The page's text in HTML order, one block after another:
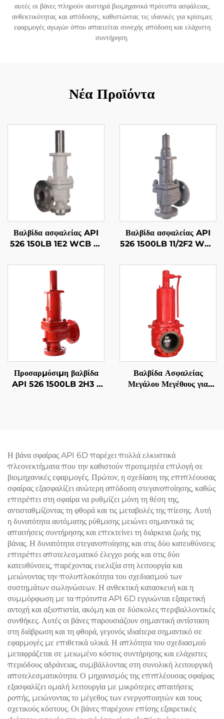
αυτές οι βάνες πληρούν αυστηρά βιομηχανικά πρότυπα ασφάλειας,
ανθεκτικότητας και απόδοσης, καθιστώντας τις ιδανικές για κρίσιμες
εφαρμογές αγωγών όπου απαιτείται συνεχής απόδοση και ελάχιστη
συντήρηση.
Νέα Προϊόντα
Βαλβίδα ασφαλείας API
526 150LB 1E2 WCB με
για πετρέλαιο & αέριο/
εξαρτήματα
εγκαταστάσεων
Βαλβίδα ασφαλείας API
526 1500LB 11/2F2 WCB
αέριο και υγρά, υψηλής
πίεσης, ανθεκτική στη
φωτιά, για εφαρμογές
πετρελαίου & αερίου /
πετροχημικές
Προσαρμόσιμη βαλβίδα
API 526 1500LB 2H3 –
επεξεργασίας πετρελαίου
Βαλβίδα Ασφαλείας
Μεγάλου Μεγέθους για
Εγκαταστάσεις
Η βάνα σφαίρας API 6D παρέχει πολλά ελκυστικά
πλεονεκτήματα που την καθιστούν προτιμητέα επιλογή σε
βιομηχανικές εφαρμογές. Πρώτον, η σχεδίαση της επιπλέουσας
σφαίρας εξασφαλίζει ανώτερη απόδοση στεγανοποίησης, καθώς
επιτρέπει στη σφαίρα να ρυθμίζει μόνη τη θέση της,
αντισταθμίζοντας τη φθορά και τις μεταβολές της πίεσης. Αυτή
η δυνατότητα αυτόματης ρύθμισης μειώνει σημαντικά τις
απαιτήσεις συντήρησης και επεκτείνει τη διάρκεια ζωής της
βάνας. Η δυνατότητα στεγανοποίησης και στις δύο κατευθύνσεις
επιτρέπει αποτελεσματικό έλεγχο ροής και στις δύο
κατευθύνσεις, παρέχοντας ευελιξία στη λειτουργία και
μειώνοντας την πολυπλοκότητα του σχεδιασμού των
συστημάτων σωληνώσεων. Η ανθεκτική κατασκευή και η
συμμόρφωση με τα πρότυπα API 6D εγγυώνται εξαιρετική
αντοχή και αξιοπιστία, ακόμη και σε δύσκολες περιβαλλοντικές
συνθήκες. Αυτές οι βάνες παρουσιάζουν σημαντική αντίσταση
στη διάβρωση και τη φθορά, γεγονός ιδιαίτερα σημαντικό σε
εφαρμογές με επιθετικά υλικά. Η απλότητα του σχεδιασμού
μεταφράζεται σε μειωμένο κόστος συντήρησης και ελάχιστες
περιόδους αδράνειας, συμβάλλοντας στη συνολική λειτουργική
αποτελεσματικότητα. Ο μηχανισμός της επιπλέουσας σφαίρας
εξασφαλίζει ομαλή λειτουργία με μικρότερες απαιτήσεις
ροπής, μειώνοντας το μέγεθος των ενεργοποιητών και τους
σχετικούς κόστους. Οι βάνες παρέχουν επίσης εξαιρετικές